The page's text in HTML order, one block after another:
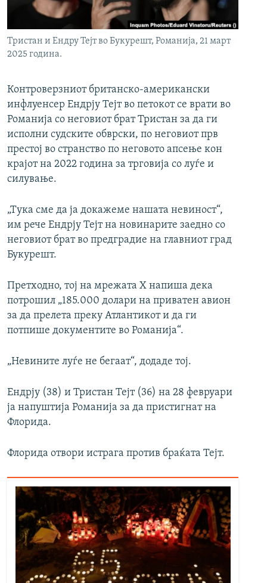
РСЕ веб страници
Тристан и Ендру Тејт во Букурешт, Романија, 21 март
2025 година.
Контроверзниот британско-американски
инфлуенсер Ендрју Тејт во петокот се врати во
Романија со неговиот брат Тристан за да ги
исполни судските обврски, по неговиот прв
престој во странство по неговото апсење кон
крајот на 2022 година за трговија со луѓе и
силување.
„Тука сме да ја докажеме нашата невиност“,
им рече Ендрју Тејт на новинарите заедно со
неговиот брат во предградие на главниот град
Букурешт.
Претходно, тој на мрежата X напиша дека
потрошил „185.000 долари на приватен авион
за да прелета преку Атлантикот и да ги
потпише документите во Романија“.
„Невините луѓе не бегаат“, додаде тој.
Ендрју (38) и Тристан Тејт (36) на 28 февруари
ја напуштија Романија за да пристигнат на
Флорида.
Флорида отвори истрага против браќата Тејт.